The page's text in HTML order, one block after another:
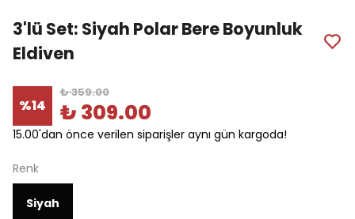
3'lü Set: Siyah Polar Bere Boyunluk
Eldiven
%14
₺ 359.00
₺ 309.00
15.00'dan önce verilen siparişler aynı gün kargoda!
Renk
Siyah